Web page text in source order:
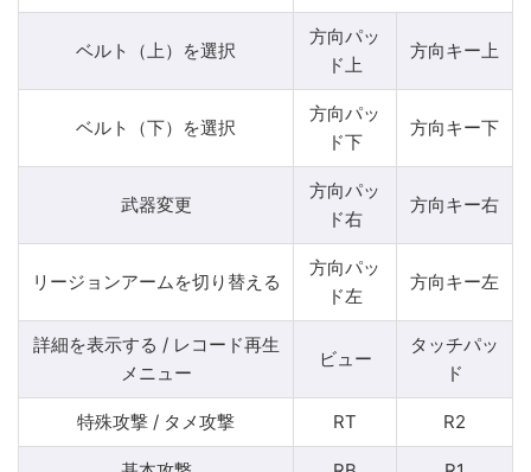
ベルト（上）を選択
方向パッ
ド上
方向キー上
ベルト（下）を選択
方向パッ
ド下
方向キー下
武器変更
方向パッ
ド右
方向キー右
リージョンアームを切り替える
方向パッ
ド左
方向キー左
詳細を表示する / レコード再生
メニュー
ビュー
タッチパッ
ド
特殊攻撃 / タメ攻撃 RT R2